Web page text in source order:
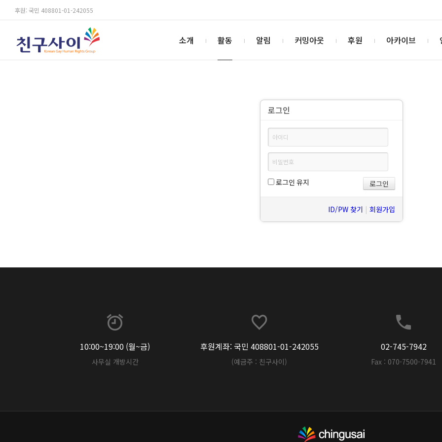
후원: 국민 408801-01-242055
소개 활동 알림 커밍아웃 후원 아카이브
로그인
로그인 유지
ID/PW 찾기 | 회원가입
10:00~19:00 (월~금)
사무실 개방시간
후원계좌: 국민 408801-01-242055
(예금주 : 친구사이)
02-745-7942
Fax : 070-7500-7941